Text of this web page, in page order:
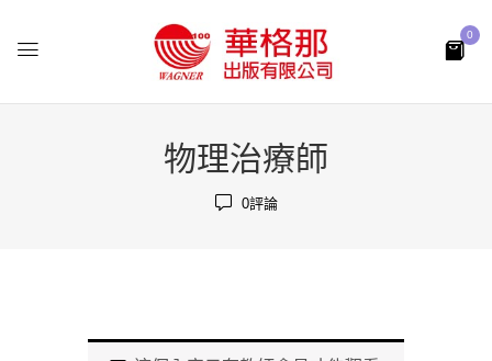
0
物理治療師
0評論